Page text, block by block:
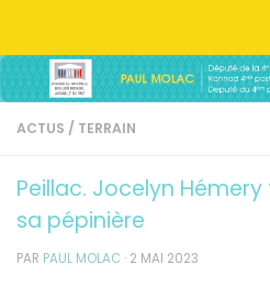
ACTUS / TERRAIN
Peillac. Jocelyn
sa pépinière
PAR PAUL MOLAC · 2 MAI 2023